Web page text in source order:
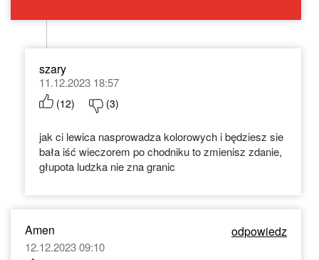
szary
11.12.2023 18:57
(12) (3)
jak ci lewica nasprowadza kolorowych i będziesz sie
bała iść wieczorem po chodniku to zmienisz zdanie,
głupota ludzka nie zna granic
Amen odpowiedz
12.12.2023 09:10